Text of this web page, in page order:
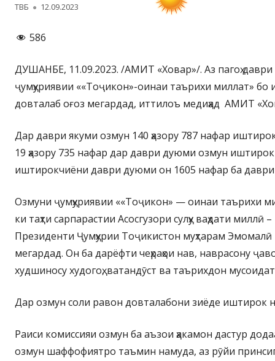
Автор
ТВБ Опубликовано
12.09.2023
586
ДУШАНБЕ, 11.09.2023. /АМИТ «Ховар»/. Аз пагоҳ
ҷумҳуриявии ««Тоҷикон»-оинаи таърихи миллат»
довталаб оғоз мегардад, иттилоъ медиҳад АМИТ
Дар даври якуми озмун 140 ҳазору 787 нафар
19 ҳазору 735 нафар дар даври дуюми озмун
иштирокчиёни даври дуюми он 1605 нафар ба даври
Озмуни ҷумҳуриявии ««Тоҷикон» — оинаи таърихи
ки таҳти сарпарастии Асосгузори сулҳу ваҳдати
Президенти Ҷумҳурии Тоҷикистон муҳтарам Эмомалӣ
мегардад. Он ба дарёфти чеҳраҳои нав, наврасону
худшиносу худогоҳ, ватандӯст ва таърихдон
Дар озмун соли равон довталабони зиёде иштирок
Раиси комиссияи озмун ба аъзои ҳакамон дастур
озмун шаффофиятро таъмин намуда, аз рӯйи